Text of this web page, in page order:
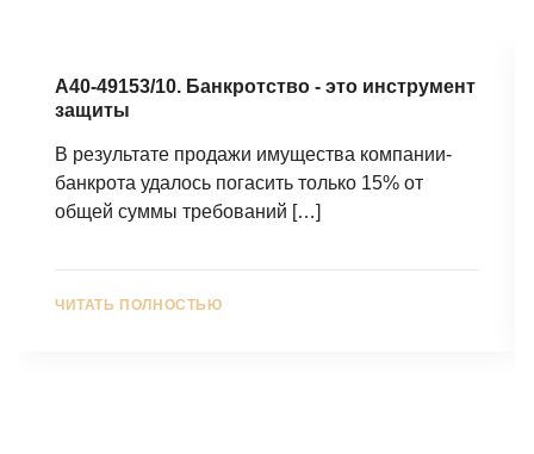
А40-49153/10. Банкротство - это инструмент
защиты
В результате продажи имущества компании-
банкрота удалось погасить только 15% от
общей суммы требований […]
ЧИТАТЬ ПОЛНОСТЬЮ